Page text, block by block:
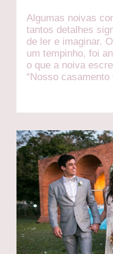
Algumas noivas
tantos detalhes
de ler e imaginar.
um tempinho, foi
o que a noiva
“Nosso